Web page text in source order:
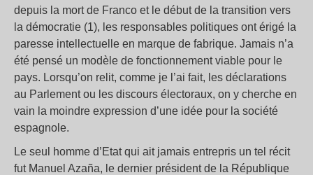
depuis la mort de Franco et le début de la transition vers
la démocratie (1), les responsables politiques ont érigé la
paresse intellectuelle en marque de fabrique. Jamais n’a
été pensé un modèle de fonctionnement viable pour le
pays. Lorsqu’on relit, comme je l’ai fait, les déclarations
au Parlement ou les discours électoraux, on y cherche en
vain la moindre expression d’une idée pour la société
espagnole.
Le seul homme d’Etat qui ait jamais entrepris un tel récit
fut Manuel Azaña, le dernier président de la République